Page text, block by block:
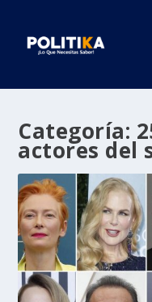
Categoría:
actores del